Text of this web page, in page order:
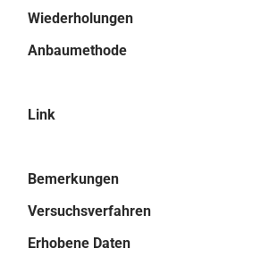
Wiederholungen
Anbaumethode
Link
Bemerkungen
Versuchsverfahren
Erhobene Daten